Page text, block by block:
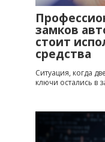
замков
стоит
средства
Ситуация, когда
ключи остались в